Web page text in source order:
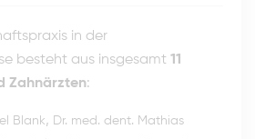
in der
besteht aus insgesamt 11
Zahnärzten:
Blank, Dr. med. dent. Mathias